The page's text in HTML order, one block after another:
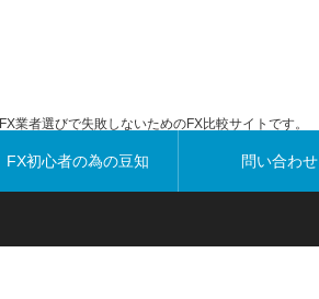
業者選びで失敗しないためのFX比較サイトです。
FX初心者の為の豆知 問い合わせ